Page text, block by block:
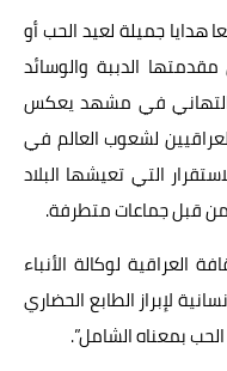
هدايا جميلة لعيد الحب أو
الدببة والوسائد
التهاني في مشهد يعكس
لشعوب العالم في
التي تعيشها البلاد
قبل جماعات متطرفة.
العراقية لوكالة الأنباء
لإبراز الطابع الحضاري
بمعناه الشامل”.